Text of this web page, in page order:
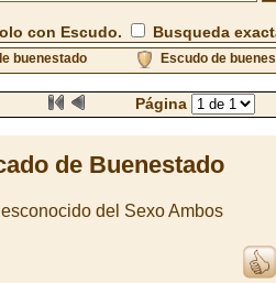
con Escudo. Busqueda
buenestado Escudo de
Página
de Buenestado
del Sexo Ambos